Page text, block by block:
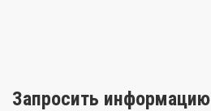
Запросить информацию